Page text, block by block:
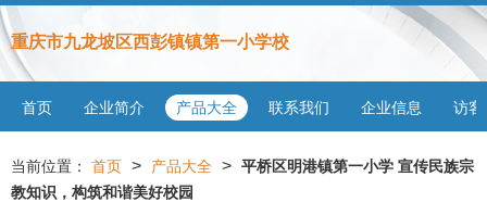
重庆市九龙坡区西彭镇镇第一小学校
首页 企业简介 产品大全 联系我们 企业信息 访客
当前位置： 首页 > 产品大全 > 平桥区明港镇第一小学 宣传民族宗
教知识，构筑和谐美好校园